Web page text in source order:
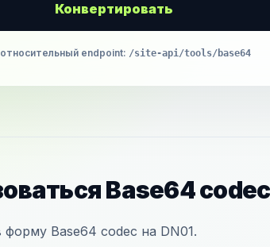
Конвертировать
endpoint: /site-api/tools/base64
Base64 codec
Base64 codec на DN01.